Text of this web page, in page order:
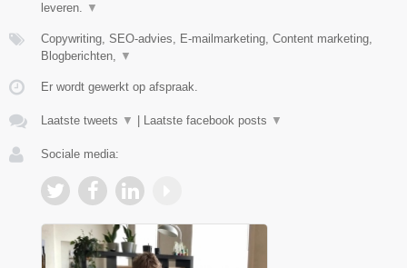
leveren. ▼
Copywriting, SEO-advies, E-mailmarketing, Content marketing,
Blogberichten, ▼
Er wordt gewerkt op afspraak.
Laatste tweets ▼ Laatste facebook posts ▼
Sociale media: